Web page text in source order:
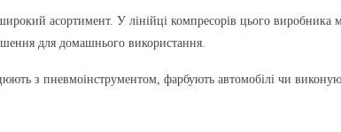
асортимент. У лінійці компресорів цього
для домашнього використання.
з пневмоінструментом, фарбують автомобілі чи